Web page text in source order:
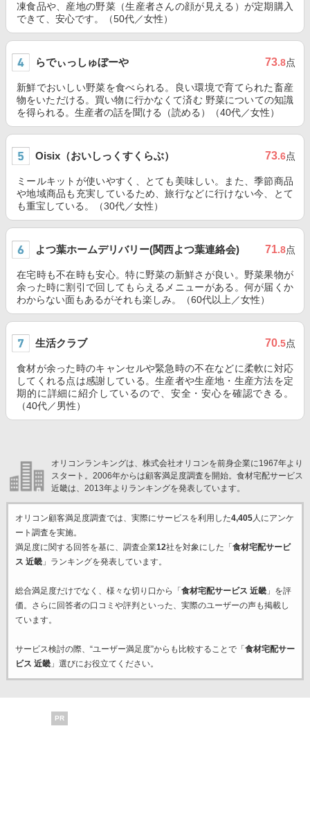
凍食品や、産地の野菜（生産者さんの顔が見える）が定期購入
できて、安心です。（50代／女性）
らでぃっしゅぼーや 73.8点
新鮮でおいしい野菜を食べられる。良い環境で育てられた畜産
物をいただける。買い物に行かなくて済む 野菜についての知識
を得られる。生産者の話を聞ける（読める）（40代／女性）
Oisix（おいしっくすくらぶ） 73.6点
ミールキットが使いやすく、とても美味しい。また、季節商品
や地域商品も充実しているため、旅行などに行けない今、とて
も重宝している。（30代／女性）
よつ葉ホームデリバリー(関西よつ葉連絡会) 71.8点
在宅時も不在時も安心。特に野菜の新鮮さが良い。野菜果物が
余った時に割引で回してもらえるメニューがある。何が届くか
わからない面もあるがそれも楽しみ。（60代以上／女性）
生活クラブ 70.5点
食材が余った時のキャンセルや緊急時の不在などに柔軟に対応
してくれる点は感謝している。生産者や生産地・生産方法を定
期的に詳細に紹介しているので、安全・安心を確認できる。
（40代／男性）
オリコンランキングは、株式会社オリコンを前身企業に1967年より
スタート。2006年からは顧客満足度調査を開始。食材宅配サービス
近畿は、2013年よりランキングを発表しています。
オリコン顧客満足度調査では、実際にサービスを利用した4,405人にアンケ
ート調査を実施。
満足度に関する回答を基に、調査企業12社を対象にした「 食材宅配サービ
ス 近畿」ランキングを発表しています。
総合満足度だけでなく、様々な切り口から「 食材宅配サービス 近畿」を評
価。さらに回答者の口コミや評判といった、実際のユーザーの声も掲載し
ています。
サービス検討の際、“ユーザー満足度”からも比較することで「 食材宅配サー
ビス 近畿」選びにお役立てください。
PR